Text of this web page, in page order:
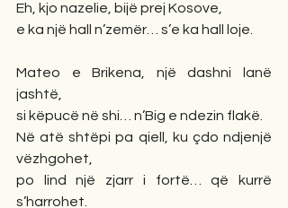
Eh, kjo nazelie, bijë prej Kosove,
e ka një hall n’zemër… s’e ka hall loje.
Mateo e Brikena, një dashni lanë
jashtë,
si këpucë në shi… n’Big e ndezin flakë.
Në atë shtëpi pa qiell, ku çdo ndjenjë
vëzhgohet,
po lind një zjarr i fortë… që kurrë
s’harrohet.